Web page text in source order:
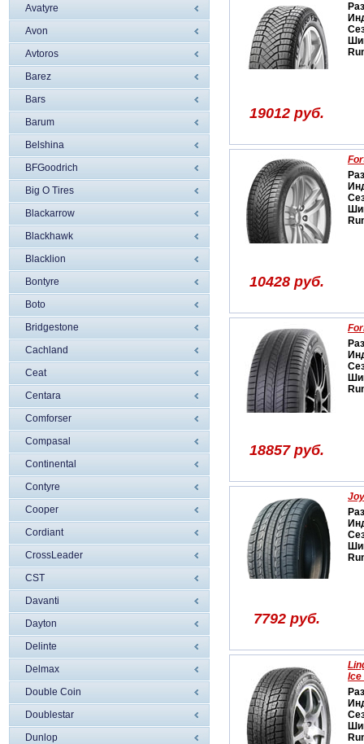
Avatyre
Avon
Avtoros
Barez
Bars
Barum
Belshina
BFGoodrich
Big O Tires
Blackarrow
Blackhawk
Blacklion
Bontyre
Boto
Bridgestone
Cachland
Ceat
Centara
Comforser
Compasal
Continental
Contyre
Cooper
Cordiant
CrossLeader
CST
Davanti
Dayton
Delinte
Delmax
Double Coin
Doublestar
Dunlop
19012 руб.
10428 руб.
18857 руб.
7792 руб.
Ice